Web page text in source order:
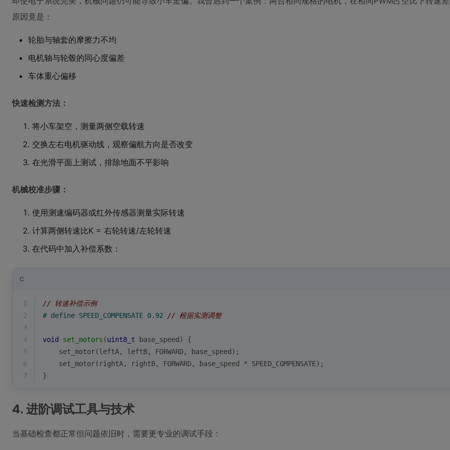
原因竟是：
轮胎与轴套的摩擦力不均
电机轴与轮毂的同心度偏差
车体重心偏移
快速检测方法：
将小车架空，测量两侧空载转速
交换左右电机驱动线，观察偏航方向是否改变
在光滑平面上测试，排除地面不平影响
机械校准步骤：
使用测速编码器或红外传感器测量实际转速
计算两侧转速比K = 右轮转速/左轮转速
在代码中加入补偿系数：
C
1
// 转速补偿示例
2
# define SPEED_COMPENSATE 0.92 // 根据实测调整
3
4
void set_motors (uint8_t base_speed)
{
5
    set_motor(leftA, leftB, FORWARD, base_speed);
6
    set_motor(rightA, rightB, FORWARD, base_speed * SPEED_COMPENSATE);
7
}
4. 进阶调试工具与技术
当基础检查都正常但问题依旧时，需要更专业的调试手段：